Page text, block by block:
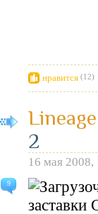
нравится (12)
9
2
16 мая 2008,